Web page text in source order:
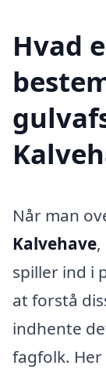
Hvad
Når man
Kalvehave
spiller ind i
at forstå
indhente
fagfolk.